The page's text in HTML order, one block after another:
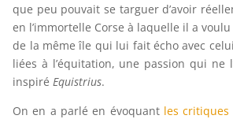
que peu pouvait se targuer d’avoir
en l’immortelle Corse à laquelle il a
de la même île qui lui fait écho avec
liées à l’équitation, une passion qui
inspiré Equistrius.
On en a parlé en évoquant les critiques